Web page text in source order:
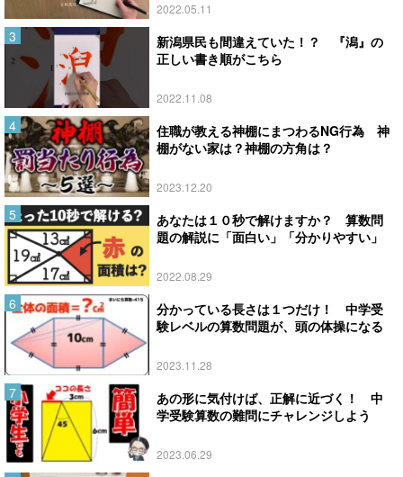
2022.05.11
新潟県民も間違えていた！？ 『潟』の
正しい書き順がこちら
2022.11.08
住職が教える神棚にまつわるNG行為 神
棚がない家は？神棚の方角は？
2023.12.20
あなたは１０秒で解けますか？ 算数問
題の解説に「面白い」「分かりやすい」
2022.08.29
分かっている長さは１つだけ！ 中学受
験レベルの算数問題が、頭の体操になる
2023.11.28
あの形に気付けば、正解に近づく！ 中
学受験算数の難問にチャレンジしよう
2023.06.29